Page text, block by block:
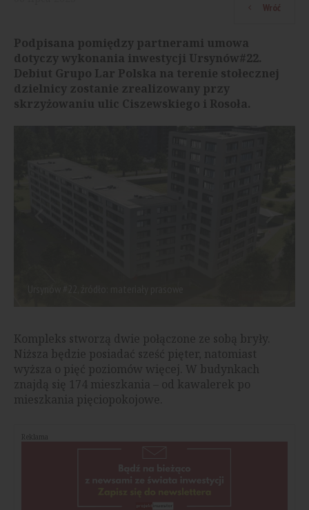
Wróć
Podpisana pomiędzy partnerami umowa
dotyczy wykonania inwestycji Ursynów#22.
Debiut Grupo Lar Polska na terenie stołecznej
dzielnicy zostanie zrealizowany przy
skrzyżowaniu ulic Ciszewskiego i Rosoła.
Kompleks stworzą dwie połączone ze sobą bryły.
Niższa będzie posiadać sześć pięter, natomiast
wyższa o pięć poziomów więcej. W budynkach
znajdą się 174 mieszkania – od kawalerek po
mieszkania pięciopokojowe.
Reklama